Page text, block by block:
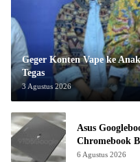
Geger Konten Vape ke
Tegas
3 Agustus 2026
Asus
Chromebook
6 Agustus 2026